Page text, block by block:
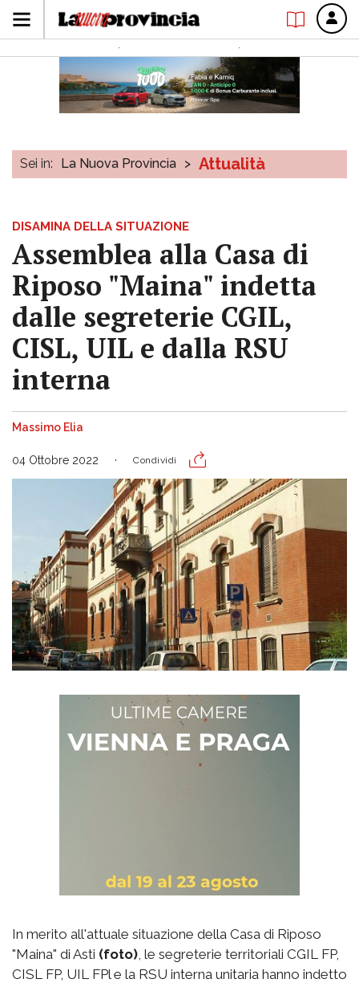
Sei in: La Nuova Provincia > Attualità
DISAMINA DELLA SITUAZIONE
Assemblea alla Casa di
Riposo "Maina" indetta
dalle segreterie CGIL,
CISL, UIL e dalla RSU
interna
Massimo Elia
04 Ottobre 2022 Condividi
In merito all'attuale situazione della Casa di Riposo
"Maina" di Asti (foto) , le segreterie territoriali CGIL FP,
CISL FP, UIL FPl e la RSU interna unitaria hanno indetto